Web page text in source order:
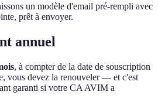
un modèle d'email pré-rempli avec
prêt à envoyer.
annuel
, à compter de la date de souscription
vous devez la renouveler — et c'est
garanti si votre CA AVIM a